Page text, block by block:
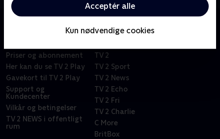
Acceptér alle
Kun nødvendige cookies
Priser og abonnement
Her kan du se TV 2 Play
Gavekort til TV 2 Play
Support og
Kundecenter
Vilkår og betingelser
TV 2 NEWS i offentligt
rum
TV 2
TV 2 Sport
TV 2 News
TV 2 Echo
TV 2 Fri
TV 2 Charlie
C More
BritBox